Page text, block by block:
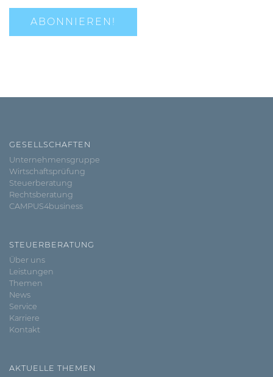
GESELLSCHAFTEN
Unternehmensgruppe
Wirtschaftsprüfung
Steuerberatung
Rechtsberatung
CAMPUS4business
STEUERBERATUNG
Über uns
Leistungen
Themen
News
Service
Karriere
Kontakt
AKTUELLE THEMEN